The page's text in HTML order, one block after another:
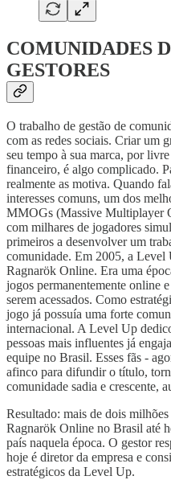
COMUNIDADES
GESTORES
O trabalho de gestão de
com as redes sociais. Criar um
seu tempo à sua marca, por
financeiro, é algo complicado.
realmente as motiva. Quando
interesses comuns, um dos
MMOGs (Massive Multiplayer
com milhares de jogadores
primeiros a desenvolver um
comunidade. Em 2005, a Level
Ragnarök Online. Era uma
jogos permanentemente online
serem acessados. Como
jogo já possuía uma forte
internacional. A Level Up
pessoas mais influentes já
equipe no Brasil. Esses fãs -
afinco para difundir o título,
comunidade sadia e crescente,
Resultado: mais de dois
Ragnarök Online no Brasil até
país naquela época. O gestor
hoje é diretor da empresa e
estratégicos da Level Up.